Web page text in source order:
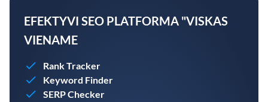
EFEKTYVI SEO PLATFORMA "VISKAS
VIENAME
Rank Tracker
Keyword Finder
SERP Checker